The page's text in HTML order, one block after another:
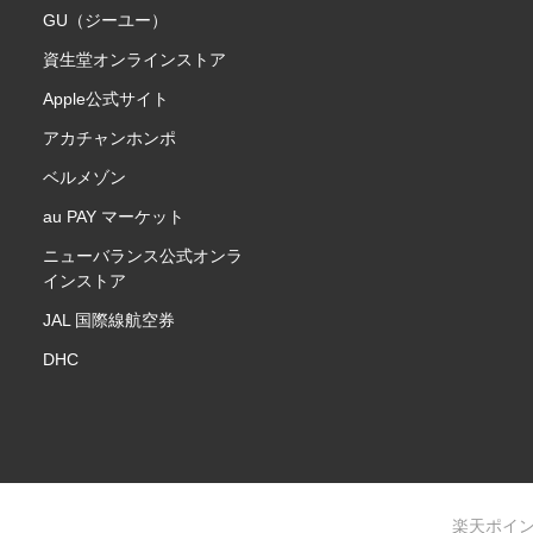
GU（ジーユー）
資生堂オンラインストア
Apple公式サイト
アカチャンホンポ
ベルメゾン
au PAY マーケット
ニューバランス公式オンラ
インストア
JAL 国際線航空券
DHC
楽天ポイ